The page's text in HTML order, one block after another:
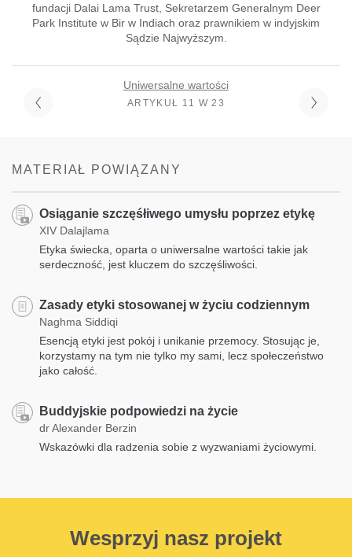
fundacji Dalai Lama Trust, Sekretarzem Generalnym Deer
Park Institute w Bir w Indiach oraz prawnikiem w indyjskim
Sądzie Najwyższym.
Uniwersalne wartości
ARTYKUŁ 11 W 23
MATERIAŁ POWIĄZANY
Osiąganie szczęśłiwego umysłu poprzez etykę
XIV Dalajlama
Etyka świecka, oparta o uniwersalne wartości takie jak
serdeczność, jest kluczem do szczęśliwości.
Zasady etyki stosowanej w życiu codziennym
Naghma Siddiqi
Esencją etyki jest pokój i unikanie przemocy. Stosując je,
korzystamy na tym nie tylko my sami, lecz społeczeństwo
jako całość.
Buddyjskie podpowiedzi na życie
dr Alexander Berzin
Wskazówki dla radzenia sobie z wyzwaniami życiowymi.
Wesprzyj nasz projekt